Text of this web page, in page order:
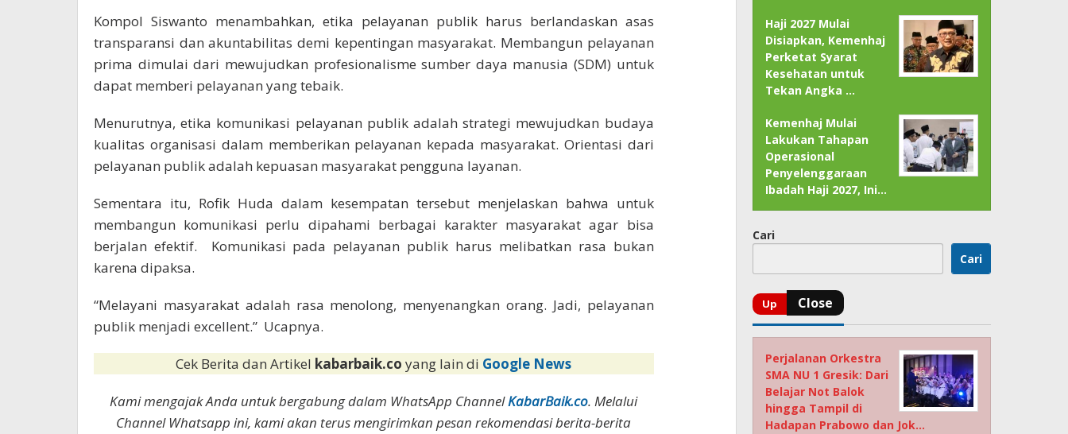
Kompol Siswanto menambahkan, etika pelayanan publik harus berlandaskan asas
transparansi dan akuntabilitas demi kepentingan masyarakat. Membangun pelayanan
prima dimulai dari mewujudkan profesionalisme sumber daya manusia (SDM) untuk
dapat memberi pelayanan yang tebaik.
Menurutnya, etika komunikasi pelayanan publik adalah strategi mewujudkan budaya
kualitas organisasi dalam memberikan pelayanan kepada masyarakat. Orientasi dari
pelayanan publik adalah kepuasan masyarakat pengguna layanan.
Sementara itu, Rofik Huda dalam kesempatan tersebut menjelaskan bahwa untuk
membangun komunikasi perlu dipahami berbagai karakter masyarakat agar bisa
berjalan efektif. Komunikasi pada pelayanan publik harus melibatkan rasa bukan
karena dipaksa.
“Melayani masyarakat adalah rasa menolong, menyenangkan orang. Jadi, pelayanan
publik menjadi excellent.” Ucapnya.
Cek Berita dan Artikel kabarbaik.coyang lain di Google News
Kami mengajak Anda untuk bergabung dalam WhatsApp ChannelKabarBaik.co. Melalui
Channel Whatsapp ini, kami akan terus mengirimkan pesan rekomendasi berita-berita
Haji 2027 Mulai
Disiapkan, Kemenhaj
Perketat Syarat
Kesehatan untuk
Tekan Angka …
Kemenhaj Mulai
Lakukan Tahapan
Operasional
Penyelenggaraan
Ibadah Haji 2027, Ini…
Cari
Cari
Perjalanan Orkestra
SMA NU 1 Gresik: Dari
Belajar Not Balok
hingga Tampil di
Hadapan Prabowo dan Jok…